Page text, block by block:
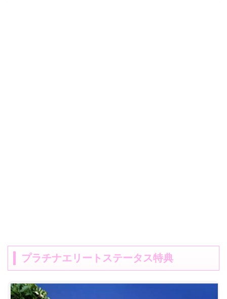
プラチナエリートステータス特典